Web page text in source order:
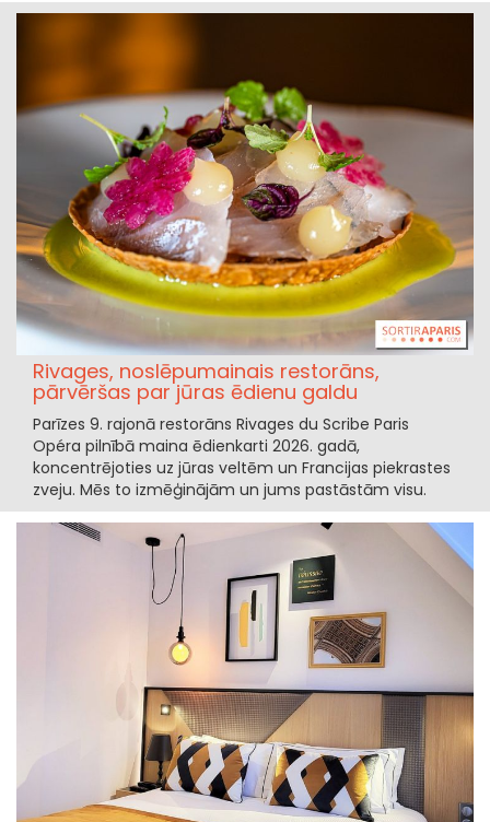
Rivages, noslēpumainais restorāns,
pārvēršas par jūras ēdienu galdu
Parīzes 9. rajonā restorāns Rivages du Scribe Paris
Opéra pilnībā maina ēdienkarti 2026. gadā,
koncentrējoties uz jūras veltēm un Francijas piekrastes
zveju. Mēs to izmēģinājām un jums pastāstām visu.